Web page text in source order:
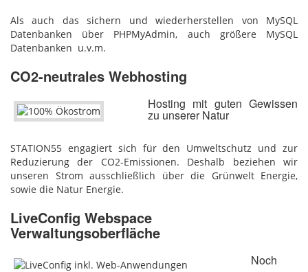
Als auch das sichern und wiederherstellen von MySQL
Datenbanken über PHPMyAdmin, auch größere MySQL
Datenbanken u.v.m.
CO2-neutrales Webhosting
Hosting mit guten Gewissen
zu unserer Natur
STATION55 engagiert sich für den Umweltschutz und zur
Reduzierung der CO2-Emissionen. Deshalb beziehen wir
unseren Strom ausschließlich über die Grünwelt Energie,
sowie die Natur Energie.
LiveConfig Webspace
Verwaltungsoberfläche
Noch